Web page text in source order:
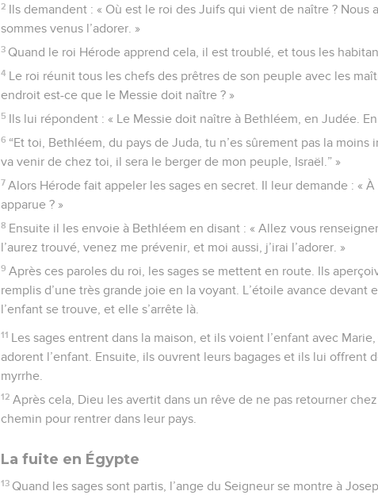
2 Ils demandent : « Où est le roi des Juifs qui vient de naître ? Nous
sommes venus l’adorer. »
3 Quand le roi Hérode apprend cela, il est troublé, et tous les
4 Le roi réunit tous les chefs des prêtres de son peuple avec les
endroit est-ce que le Messie doit naître ? »
5 Ils lui répondent : « Le Messie doit naître à Bethléem, en Judée.
6 “Et toi, Bethléem, du pays de Juda, tu n’es sûrement pas la
va venir de chez toi, il sera le berger de mon peuple, Israël.” »
7 Alors Hérode fait appeler les sages en secret. Il leur demande : «
apparue ? »
8 Ensuite il les envoie à Bethléem en disant : « Allez vous
l’aurez trouvé, venez me prévenir, et moi aussi, j’irai l’adorer. »
9 Après ces paroles du roi, les sages se mettent en route. Ils
remplis d’une très grande joie en la voyant. L’étoile avance devant
l’enfant se trouve, et elle s’arrête là.
11 Les sages entrent dans la maison, et ils voient l’enfant avec
adorent l’enfant. Ensuite, ils ouvrent leurs bagages et ils lui offrent
myrrhe.
12 Après cela, Dieu les avertit dans un rêve de ne pas retourner
chemin pour rentrer dans leur pays.
La fuite en Égypte
13 Quand les sages sont partis, l’ange du Seigneur se montre à